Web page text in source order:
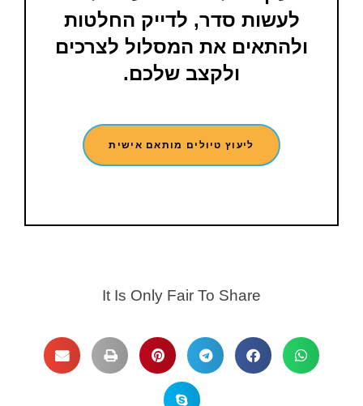
לעשות סדר, לדייק החלטות
ולהתאים את המסלול לצרכים
ולקצב שלכם.
ליעוץ טיולים מותאם אישית
It Is Only Fair To Share​